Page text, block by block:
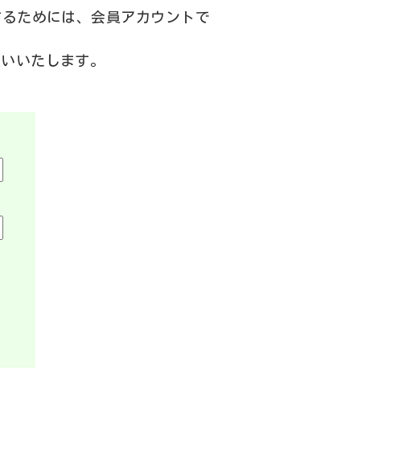
ためには、会員アカウントで
いたします。